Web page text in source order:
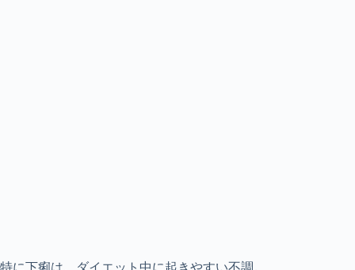
特に下痢は、ダイエット中に起きやすい不調。